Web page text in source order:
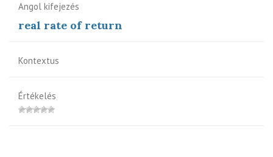
Angol kifejezés
real rate of return
Kontextus
Értékelés